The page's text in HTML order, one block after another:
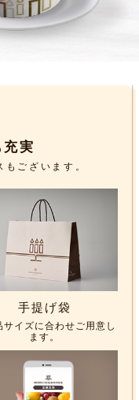
実
ございます。
手提げ袋
イズに合わせご用意し
ます。